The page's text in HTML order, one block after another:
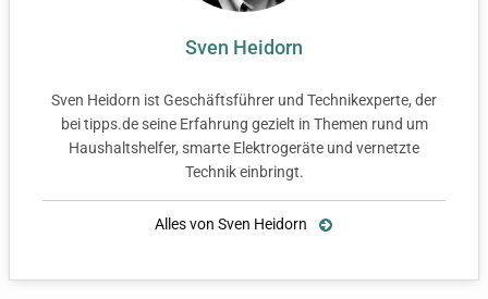
Sven Heidorn
Sven Heidorn ist Geschäftsführer und Technikexperte, der
bei tipps.de seine Erfahrung gezielt in Themen rund um
Haushaltshelfer, smarte Elektrogeräte und vernetzte
Technik einbringt.
Alles von Sven Heidorn